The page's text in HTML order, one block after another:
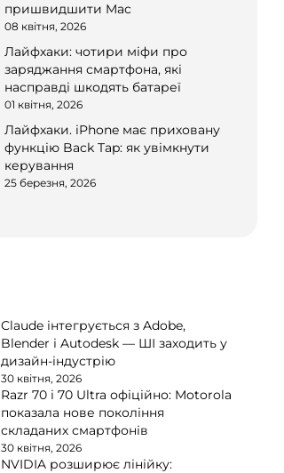
пришвидшити Mac
08 квітня, 2026
Лайфхаки: чотири міфи про
заряджання смартфона, які
насправді шкодять батареї
01 квітня, 2026
Лайфхаки. iPhone має приховану
функцію Back Tap: як увімкнути
керування
25 березня, 2026
Claude інтегрується з Adobe,
Blender і Autodesk — ШІ заходить у
дизайн-індустрію
30 квітня, 2026
Razr 70 і 70 Ultra офіційно: Motorola
показала нове покоління
складаних смартфонів
30 квітня, 2026
NVIDIA розширює лінійку: